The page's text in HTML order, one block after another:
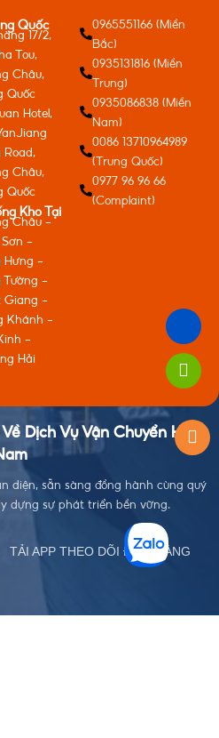
Quốc
17/2,
Tou,
Châu,
Quốc
Hotel,
Road,
Châu,
Quốc
Kho Tại
Châu -
Sơn -
Hưng -
Tường -
Giang -
Khánh -
-
Hải
0965551166 (Miền
Bắc)
0935131816 (Miền
Trung)
0935086838 (Miền
Nam)
0086 13710964989
(Trung Quốc)
0977 96 96 66
(Complaint)
Dịch Vụ Vận Chuyển Hàng
diện, sẵn sàng đồng hành cùng quý
dựng sự phát triển bền vững.
TẢI APP THEO DÕI ĐƠN HÀNG